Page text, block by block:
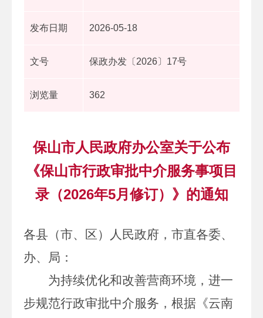
发布日期 2026-05-18
文号 保政办发〔2026〕17号
浏览量 362
保山市人民政府办公室关于公布
《保山市行政审批中介服务事项目
录（2026年5月修订）》的通知
各县（市、区）人民政府，市直各委、
办、局：
为持续优化和改善营商环境，进一
步规范行政审批中介服务，根据《云南